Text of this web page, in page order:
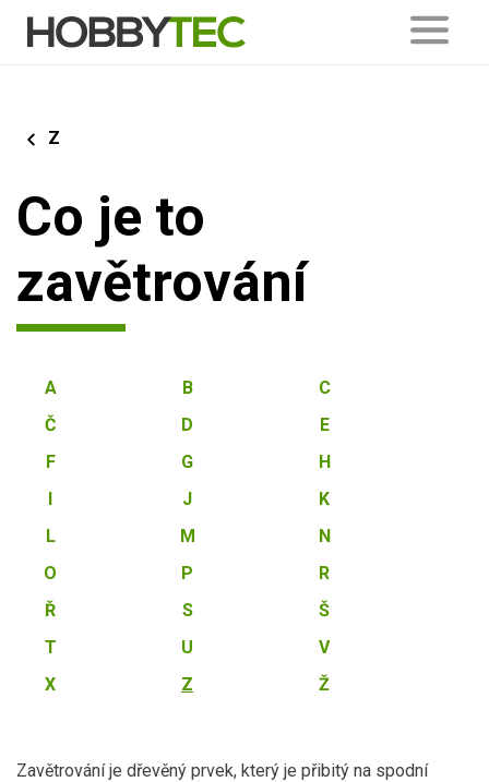
Z
Co je to
zavětrování
A B
C
Č
D
E
F
G
H
I
J
K
L
M
N
O
P
R
Ř
S
Š
T
U
V
X
Z Ž
Zavětrování je dřevěný prvek, který je přibitý na spodní